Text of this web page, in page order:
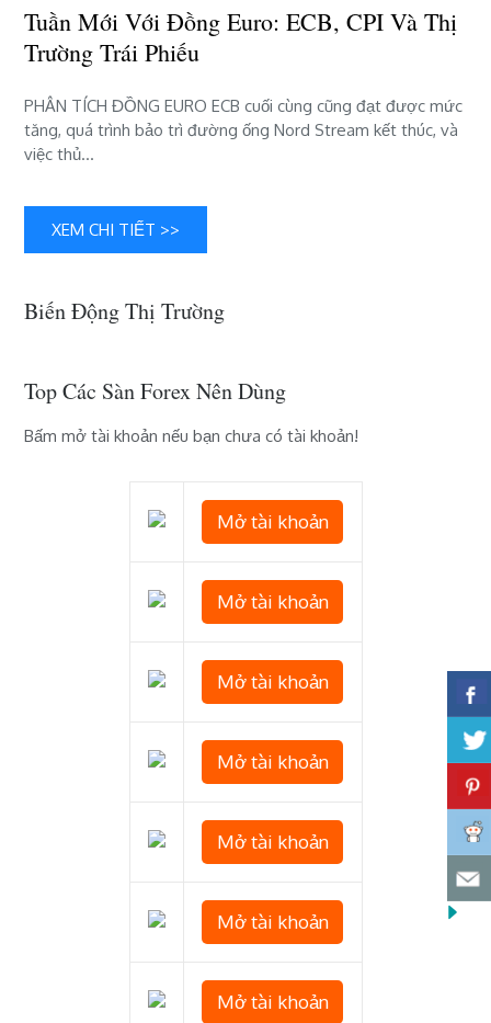
thị
trường
trái
Tuần Mới Với Đồng Euro: ECB, CPI Và Thị
Trường Trái Phiếu
PHÂN TÍCH ĐỒNG EURO ECB cuối cùng cũng đạt được mức
tăng, quá trình bảo trì đường ống Nord Stream kết thúc, và
việc thủ…
XEM CHI TIẾT >>
Biến Động Thị Trường
Top Các Sàn Forex Nên Dùng
Bấm mở tài khoản nếu bạn chưa có tài khoản!
Mở tài khoản
Mở tài khoản
Mở tài khoản
Mở tài khoản
Mở tài khoản
Mở tài khoản
Mở tài khoản